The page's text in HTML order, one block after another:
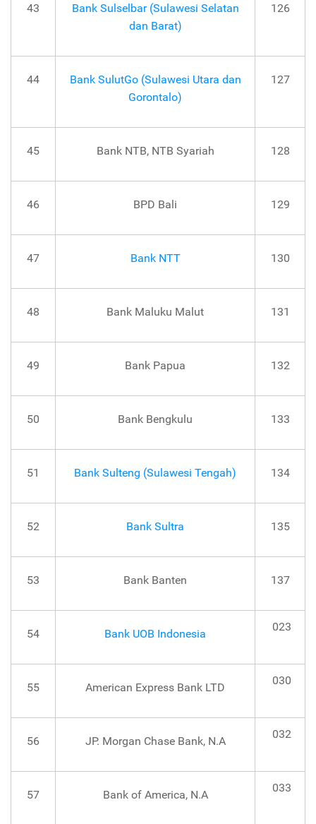
43
Bank Sulselbar (Sulawesi Selatan
dan Barat)
126
44
Bank SulutGo (Sulawesi Utara dan
Gorontalo)
127
45 Bank NTB, NTB Syariah 128
46 BPD Bali 129
47 Bank NTT 130
48 Bank Maluku Malut 131
49 Bank Papua 132
50 Bank Bengkulu 133
51 Bank Sulteng (Sulawesi Tengah) 134
52 Bank Sultra 135
53 Bank Banten 137
54 Bank UOB Indonesia
023
55 American Express Bank LTD
030
56 JP. Morgan Chase Bank, N.A
032
57 Bank of America, N.A
033